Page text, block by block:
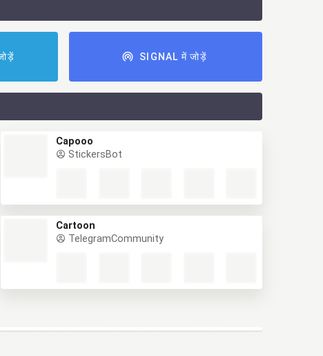
SIGNAL में जोड़ें
Capooo
StickersBot
Cartoon
TelegramCommunity